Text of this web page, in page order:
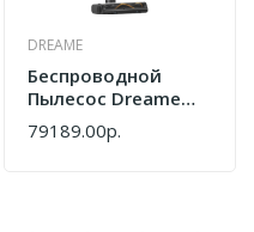
DREAME
Беспроводной
Пылесос Dreame
Z20 Aqua Cycle
Station VZV36B
79189.00р.